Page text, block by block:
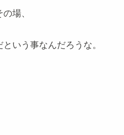
場、
いう事なんだろうな。